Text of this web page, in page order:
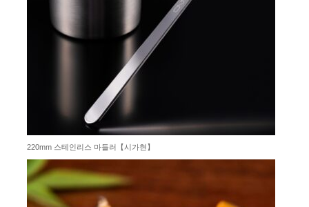
220mm 스테인리스 마들러【시가현】